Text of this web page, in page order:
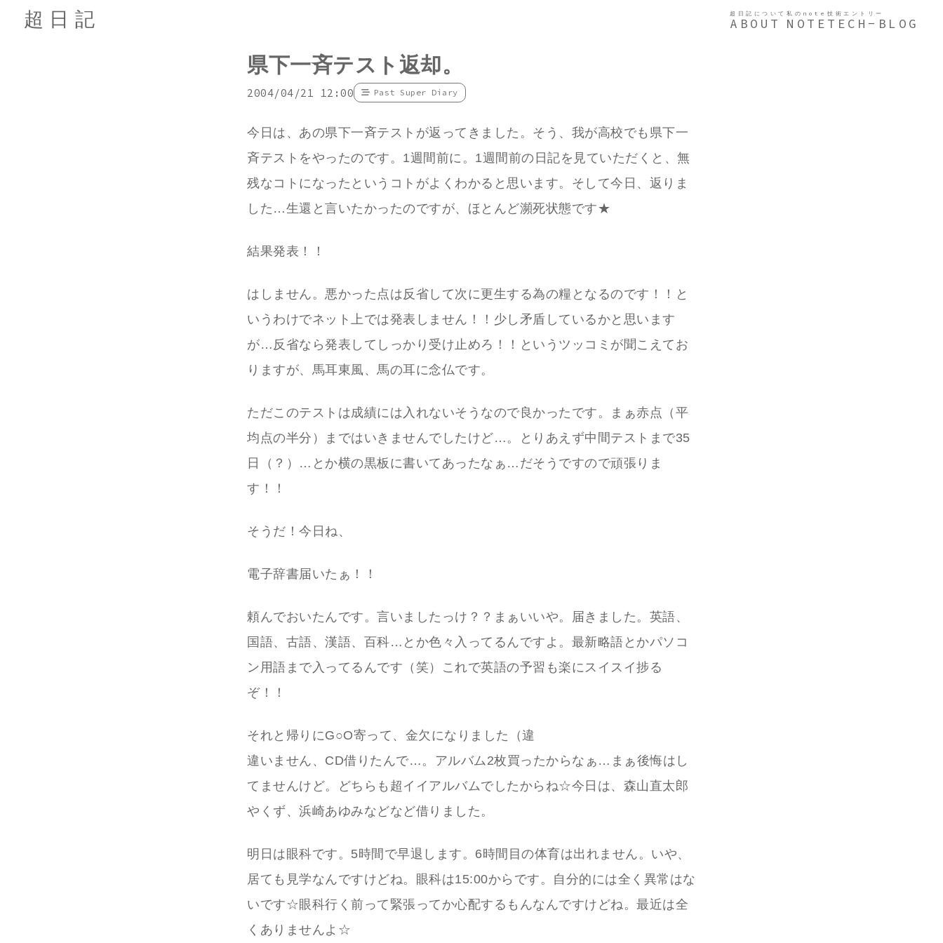
超日記 超日記について
ABOUT
私のnote
NOTE
技術エントリー
TECH-BLOG
県下一斉テスト返却。
2004/04/21 12:00 Past Super Diary
今日は、あの県下一斉テストが返ってきました。そう、我が高校でも県下一
斉テストをやったのです。1週間前に。1週間前の日記を見ていただくと、無
残なコトになったというコトがよくわかると思います。そして今日、返りま
した…生還と言いたかったのですが、ほとんど瀕死状態です★
結果発表！！
はしません。悪かった点は反省して次に更生する為の糧となるのです！！と
いうわけでネット上では発表しません！！少し矛盾しているかと思います
が…反省なら発表してしっかり受け止めろ！！というツッコミが聞こえてお
りますが、馬耳東風、馬の耳に念仏です。
ただこのテストは成績には入れないそうなので良かったです。まぁ赤点（平
均点の半分）まではいきませんでしたけど…。とりあえず中間テストまで35
日（？）…とか横の黒板に書いてあったなぁ…だそうですので頑張りま
す！！
そうだ！今日ね、
電子辞書届いたぁ！！
頼んでおいたんです。言いましたっけ？？まぁいいや。届きました。英語、
国語、古語、漢語、百科…とか色々入ってるんですよ。最新略語とかパソコ
ン用語まで入ってるんです（笑）これで英語の予習も楽にスイスイ捗る
ぞ！！
それと帰りにG○O寄って、金欠になりました（違
違いません、CD借りたんで…。アルバム2枚買ったからなぁ…まぁ後悔はし
てませんけど。どちらも超イイアルバムでしたからね☆今日は、森山直太郎
やくず、浜崎あゆみなどなど借りました。
明日は眼科です。5時間で早退します。6時間目の体育は出れません。いや、
居ても見学なんですけどね。眼科は15:00からです。自分的には全く異常はな
いです☆眼科行く前って緊張ってか心配するもんなんですけどね。最近は全
くありませんよ☆